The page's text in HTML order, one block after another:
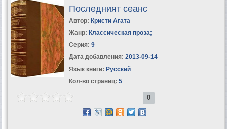
Последният сеанс
Автор: Кристи Агата
Жанр: Классическая проза;
Серия: 9
Дата добавления: 2013-09-14
Язык книги: Русский
Кол-во страниц: 5
0